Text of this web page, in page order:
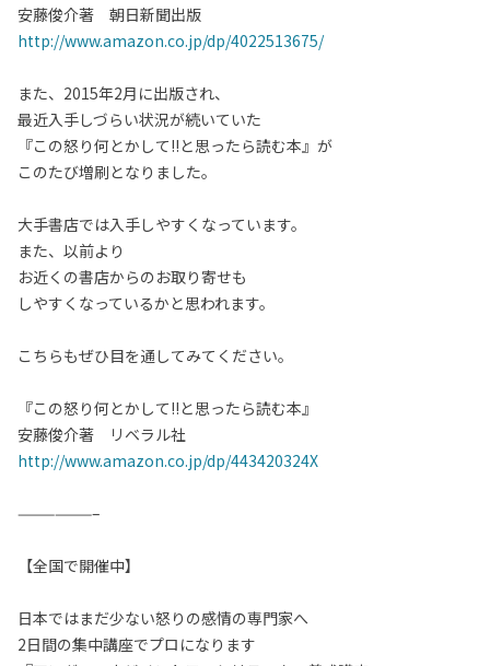
安藤俊介著 朝日新聞出版
http://www.amazon.co.jp/dp/4022513675/
また、2015年2月に出版され、
最近入手しづらい状況が続いていた
『この怒り何とかして!!と思ったら読む本』が
このたび増刷となりました。
大手書店では入手しやすくなっています。
また、以前より
お近くの書店からのお取り寄せも
しやすくなっているかと思われます。
こちらもぜひ目を通してみてください。
『この怒り何とかして!!と思ったら読む本』
安藤俊介著 リベラル社
http://www.amazon.co.jp/dp/443420324X
——————–
【全国で開催中】
日本ではまだ少ない怒りの感情の専門家へ
2日間の集中講座でプロになります